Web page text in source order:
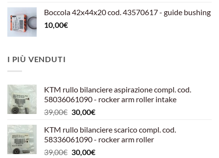
Boccola 42x44x20 cod. 43570617 - guide bushing
10,00€
I PIÙ VENDUTI
KTM rullo bilanciere aspirazione compl. cod.
58036061090 - rocker arm roller intake
39,00€ Il
originale
era:
39,00€.
30,00€Il
attuale
è:
30,00€.
KTM rullo bilanciere scarico compl. cod.
58336061090 - rocker arm roller
39,00€ Il
30,00€Il